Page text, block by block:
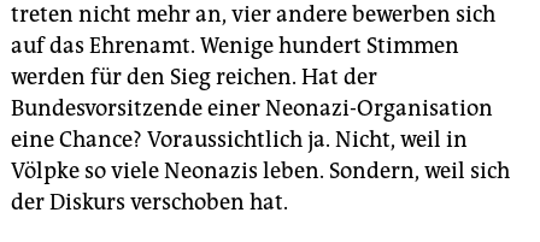
treten nicht mehr an, vier andere bewerben sich
auf das Ehrenamt. Wenige hundert Stimmen
werden für den Sieg reichen. Hat der
Bundesvorsitzende einer Neonazi-Organisation
eine Chance? Voraussichtlich ja. Nicht, weil in
Völpke so viele Neonazis leben. Sondern, weil sich
der Diskurs verschoben hat.